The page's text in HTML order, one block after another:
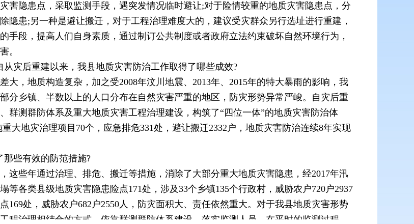
害隐患点，采取监测手段，遇突发情况临时避让;对于险情较重的地质灾害隐患点，分
隐患;另一种是避让搬迁，对于工程治理难度大的，建议受灾群众另行选址进行重建，
手段，提高人们自身素质，通过制订公共制度或者政府立法约束破坏自然环境行为，
。
从灾后重建以来，我县地质灾害防治工作取得了哪些成效?
大，地质构造复杂，加之受2008年汶川地震、2013年、2015年的特大暴雨的影响，我
分乡镇、半数以上的人口分布在自然灾害严重的地区，防灾形势异常严峻。自灾后重
群测群防体系及重大地质灾害工程治理建设，构筑了“四位一体”的地质灾害防治体
大地灾治理项目70个，应急排危331处，避让搬迁2332户，地质灾害防治连续8年实现
那些有效的防范措施?
这些年通过治理、排危、搬迁等措施，消除了大部分重大地质灾害隐患，经2017年汛
各类县级地质灾害隐患险点171处，涉及33个乡镇135个行政村，威胁农户720户2937
169处，威胁农户682户2550人，防灾面积大、责任依然重大。对于我县地质灾害形势
程治理相结合的方式，依靠群测群防体系建设，落实监测人员，在平时的监测过程